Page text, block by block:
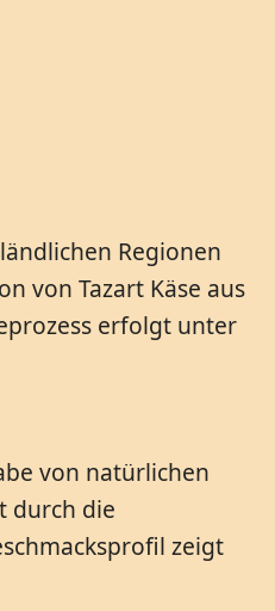
Regionen
von Tazart Käse aus
erfolgt unter
von natürlichen
durch die
zeigt